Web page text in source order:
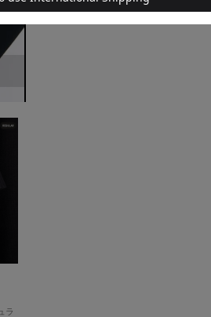
ラ